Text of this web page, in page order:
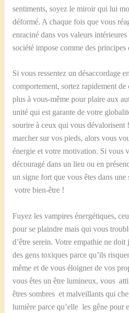
sentiments, soyez le miroir qui lui
déformé. A chaque fois que vous
enraciné dans vos valeurs
société impose comme des principes
Si vous ressentez un désaccordage
comportement, sortez rapidement
plus à vous-même pour plaire aux
unité qui est garante de votre
sourire à ceux qui vous dévalorisent
marcher sur vos pieds, alors vous
énergie et votre motivation. Si vous
découragé dans un lieu ou en
un signe fort que vous êtes dans
votre bien-être !
Fuyez les vampires énergétiques,
pour se plaindre mais qui vous
d’être serein. Votre empathie ne doit
des gens toxiques parce qu’ils
même et de vous éloigner de vos
vous êtes un être lumineux, vous
êtres sombres et malveillants qui
lumière parce qu’elle les gêne pour